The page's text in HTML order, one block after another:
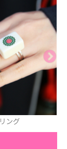
ワンピース